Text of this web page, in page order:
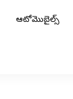
ఆటోమొబైల్స్